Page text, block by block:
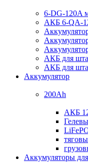
6-DG-120A
АКБ 6-QA-
АКБ для
АКБ для
Аккумулятор
200Ah
АКБ
Аккумуляторы